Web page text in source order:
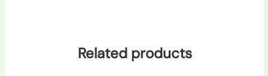
Related products